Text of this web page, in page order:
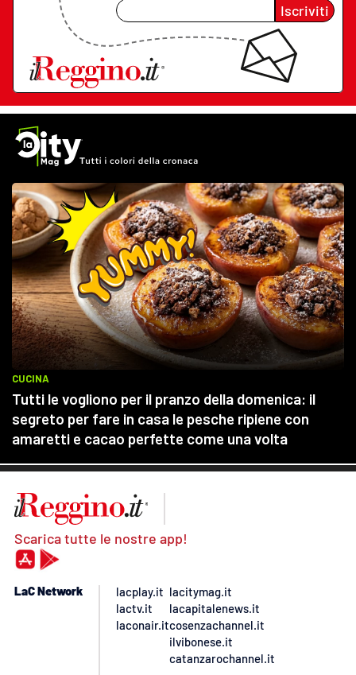
Iscriviti
Scarica tutte le nostre app!
LaC Network
lacplay.it
lactv.it
laconair.it
lacitymag.it
lacapitalenews.it
cosenzachannel.it
ilvibonese.it
catanzarochannel.it